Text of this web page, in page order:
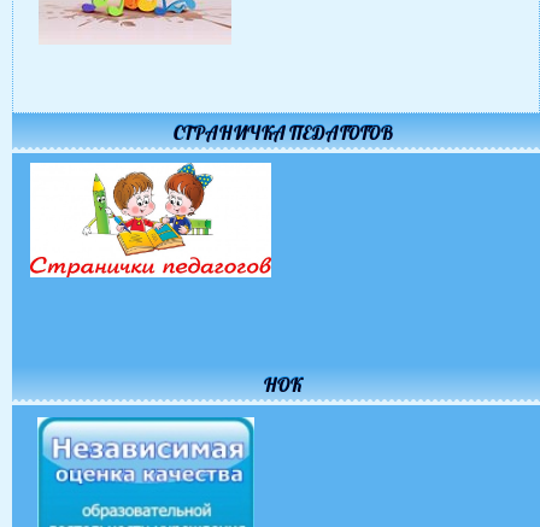
СТРАНИЧКА ПЕДАГОГОВ
НОК